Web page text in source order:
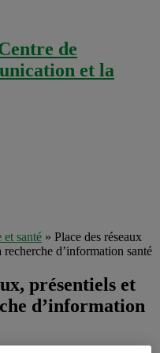
de
et la
santé » Place des réseaux
d’information santé
présentiels et
d’information